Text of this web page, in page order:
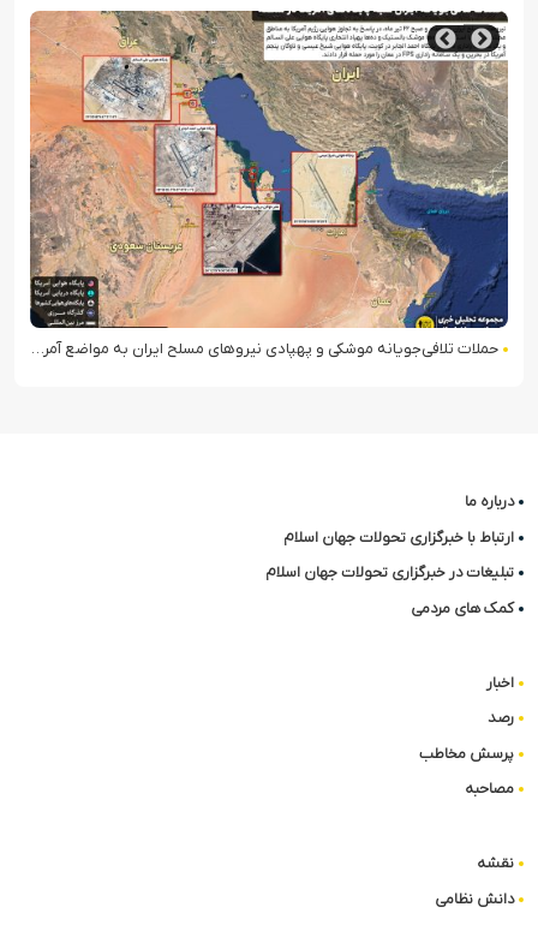
حملات تلافی‌جویانه موشکی و پهپادی نیروهای مسلح ایران به مواضع آمریکا در منطقه
درباره ما
ارتباط با خبرگزاری تحولات جهان اسلام
تبلیغات در خبرگزاری تحولات جهان اسلام
کمک های مردمی
اخبار
رصد
پرسش مخاطب
مصاحبه
نقشه
دانش نظامی